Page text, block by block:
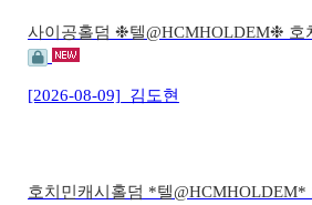
사이공홀덤 ❉텔@HCMHOLDEM❉ 호
[2026-08-09] 김도현
호치민캐시홀덤 *텔@HCMHOLDEM*